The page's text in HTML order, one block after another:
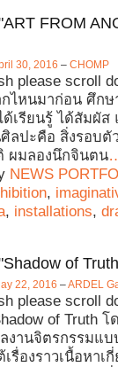
FROM
30, 2016 – CHOMP
please scroll
ไหนมาก่อน ศึกษ
ด้เรียนรู้ ได้สัมผัส
ลปะคือ สิ่งรอบตั
ผมลองนึกจินตน
NEWS
,
, installations,
of
22, 2016 –ARDEL
please scroll
of Truth
งานจิตรกรรมแ
รื่องราวเนื้อหาเ